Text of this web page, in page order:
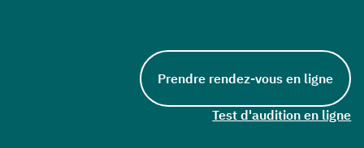
Prendre rendez-vous en ligne
Test d'audition en ligne